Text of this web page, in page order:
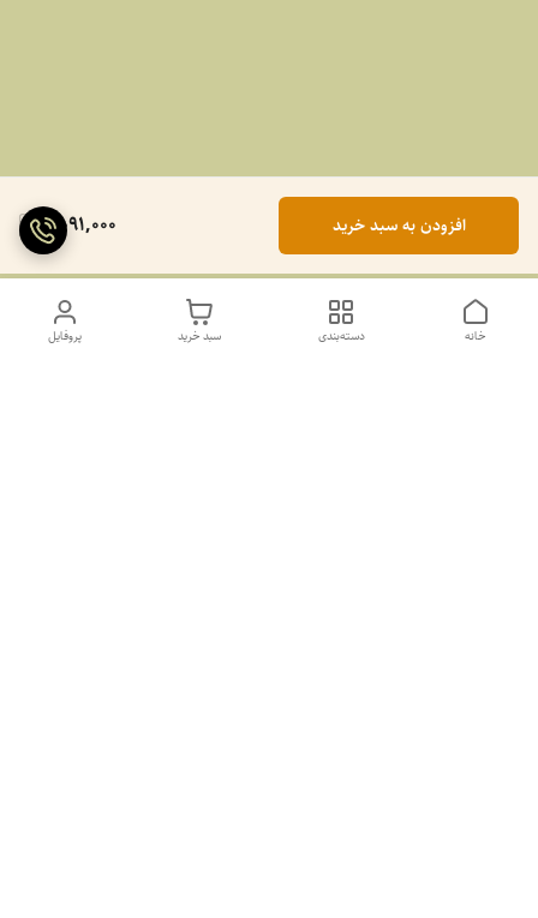
2,091,000 افزودن به سبد خرید
پروفایل سبد خرید دسته‌بندی خانه